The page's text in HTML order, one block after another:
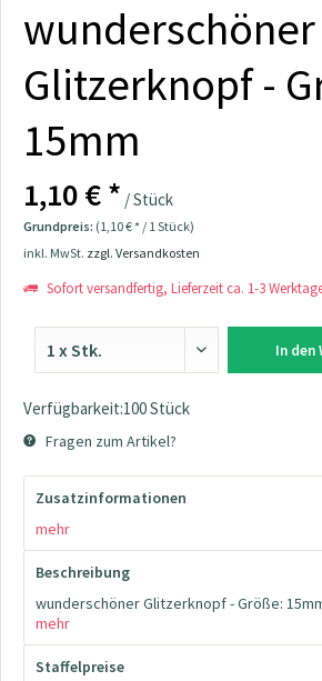
wunderschöner
Glitzerknopf -
15mm
1,10 € * / Stück
Grundpreis: (1,10 € * / 1 Stück)
inkl. MwSt. zzgl. Versandkosten
Sofort versandfertig, Lieferzeit ca. 1-3
In den
Verfügbarkeit:100 Stück
Fragen zum Artikel?
Zusatzinformationen
mehr
Beschreibung
wunderschöner Glitzerknopf - Größe:
mehr
Staffelpreise